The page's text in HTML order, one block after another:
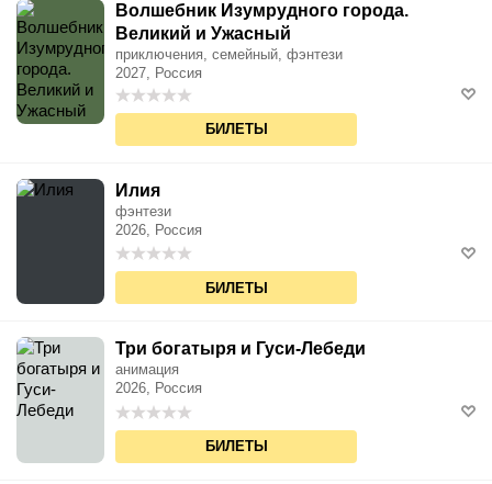
Волшебник Изумрудного города.
Великий и Ужасный
приключения, семейный, фэнтези
2027, Россия
БИЛЕТЫ
Илия
фэнтези
2026, Россия
БИЛЕТЫ
Три богатыря и Гуси-Лебеди
анимация
2026, Россия
БИЛЕТЫ